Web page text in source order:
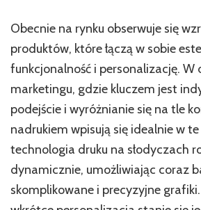
Obecnie na rynku obserwuje się
produktów, które łączą w sobie
funkcjonalność i personalizację. W
marketingu, gdzie kluczem jest
podejście i wyróżnianie się na tle
nadrukiem wpisują się idealnie w
technologia druku na słodyczach
dynamicznie, umożliwiając coraz
skomplikowane i precyzyjne